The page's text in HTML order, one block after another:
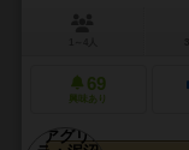
69
興味あり